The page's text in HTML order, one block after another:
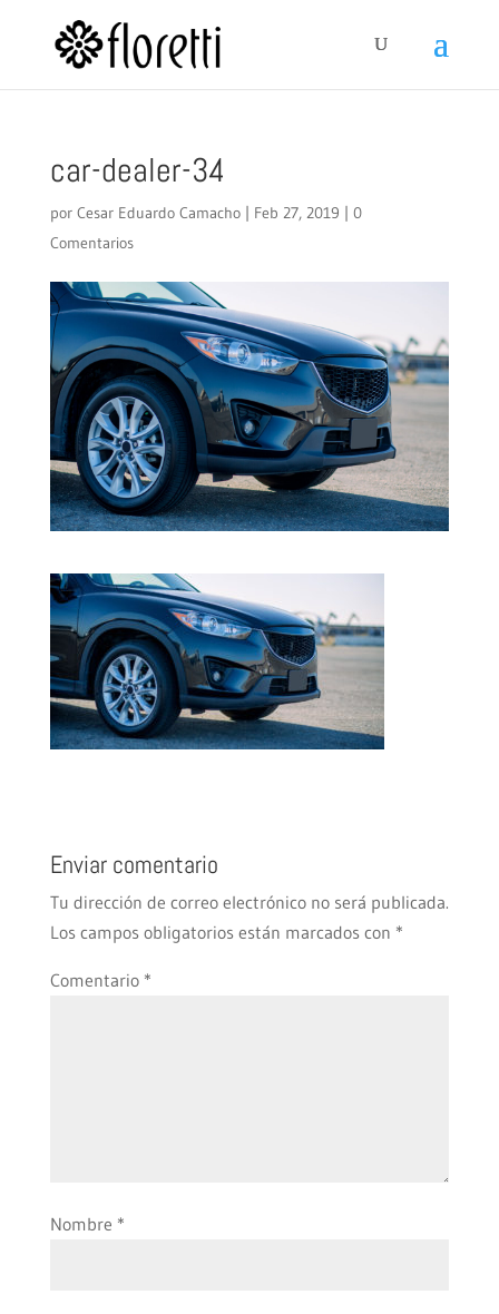
car-dealer-34
por Cesar Eduardo Camacho| Feb 27, 2019 | 0
Comentarios
Enviar comentario
Tu dirección de correo electrónico no será publicada.
Los campos obligatorios están marcados con *
Comentario *
Nombre *